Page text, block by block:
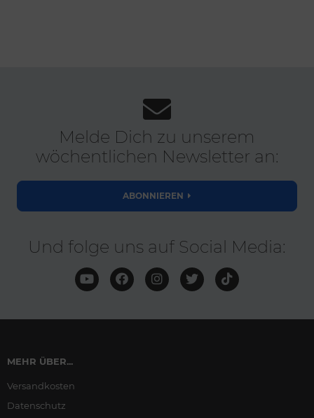
Melde Dich zu unserem
wöchentlichen Newsletter an:
ABONNIEREN
Und folge uns auf Social Media:
MEHR ÜBER...
Versandkosten
Datenschutz